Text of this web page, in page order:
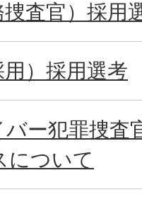
査官）採用
）採用選考
ー犯罪捜査
について